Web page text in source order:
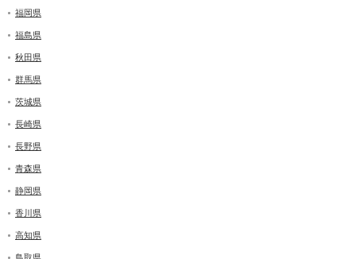
福岡県
福島県
秋田県
群馬県
茨城県
長崎県
長野県
青森県
静岡県
香川県
高知県